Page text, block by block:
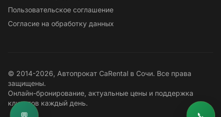
Пользовательское соглашение
Согласие на обработку данных
© 2014-2026, Автопрокат CaRental в Сочи. Все права
защищены.
Онлайн-бронирование, актуальные цены и поддержка
клиентов каждый день.